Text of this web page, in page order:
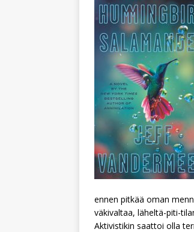
ennen pitkää oman
väkivaltaa, läheltä-piti-
Aktivistikin saattoi olla